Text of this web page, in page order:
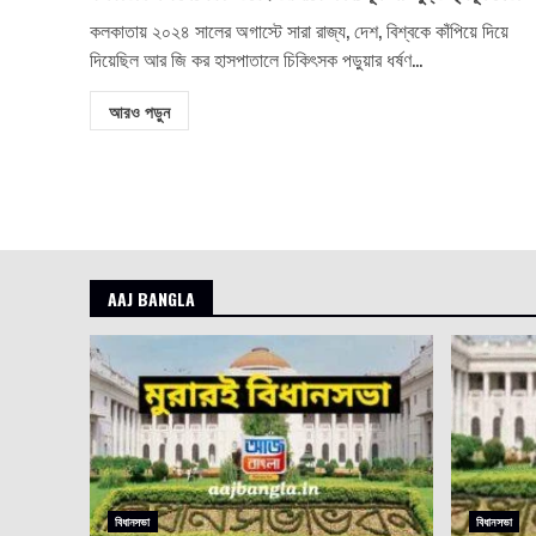
কলকাতায় ২০২৪ সালের অগাস্টে সারা রাজ্য, দেশ, বিশ্বকে কাঁপিয়ে দিয়ে
দিয়েছিল আর জি কর হাসপাতালে চিকিৎসক পড়ুয়ার ধর্ষণ...
আরও পড়ুন
AAJ BANGLA
বিধানসভা বিধানসভা